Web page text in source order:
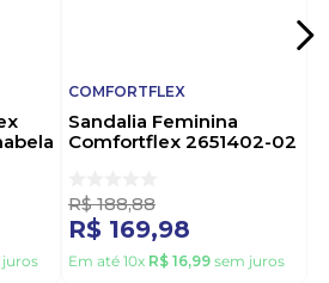
COMFORTFLEX
Sandalia Feminina
Comfortflex 2651402-02
R$ 188,88
R$ 169,98
Em até 10x R$ 16,99 sem juros